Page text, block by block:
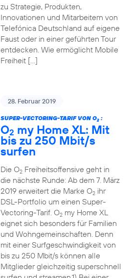
zu Strategie, Produkten,
Innovationen und Mitarbeitern von
Telefónica Deutschland auf eigene
Faust oder in einer geführten Tour
entdecken. Wie ermöglicht Mobile
Freiheit […]
28. Februar 2019
SUPER-VECTORING-TARIF VON O2:
O2 my Home XL: Mit
bis zu 250 Mbit/s
surfen
Die O2Freiheitsoffensive geht in
die nächste Runde: Ab dem 7. März
2019 erweitert die Marke O2ihr
DSL-Portfolio um einen Super-
Vectoring-Tarif. O2my Home XL
eignet sich besonders für Familien
und Wohngemeinschaften. Denn
mit einer Surfgeschwindigkeit von
bis zu 250 Mbit/s können alle
Mitglieder gleichzeitig superschnell